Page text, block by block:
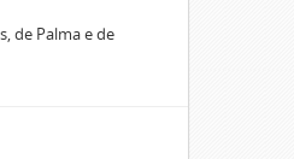
de Palma e de